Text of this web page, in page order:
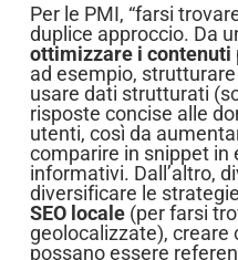
Per le PMI, “farsi
duplice approccio. Da
ottimizzare i contenuti
ad esempio,
usare dati strutturati
risposte concise alle
utenti, così da
comparire in snippet in
informativi. Dall’altro,
diversificare le
SEO locale(per farsi
geolocalizzate), creare
possano essere